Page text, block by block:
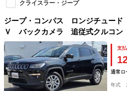
クライスラー・ジープ
ジープ・コンパス ロンジチュー
Ｖ バックカメラ 追従式クルコン
ポット 障害物センサー Ｂｌｕｅ
キー プッシュスタート ＥＴＣ ス
支
通常ロ
年式